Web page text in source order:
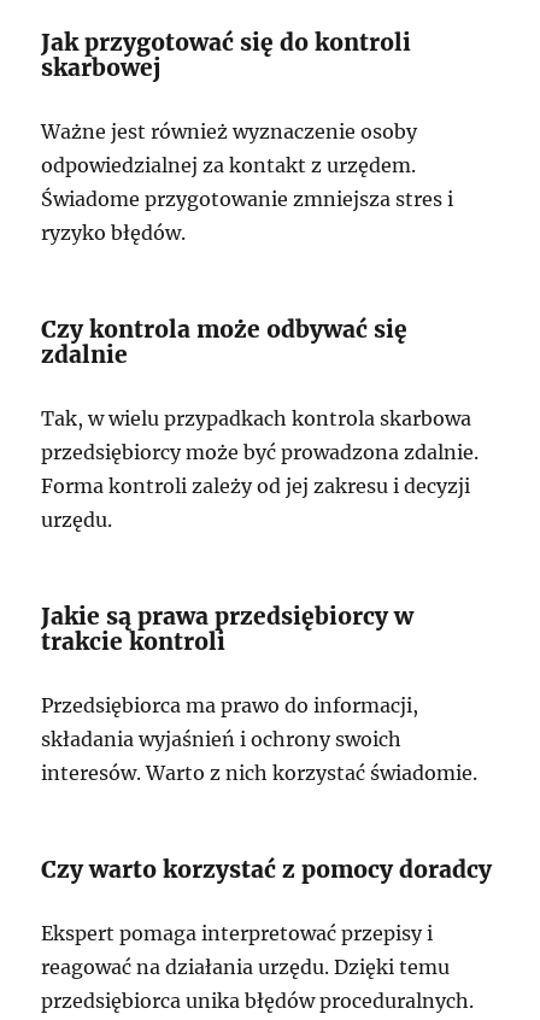
Jak przygotować się do kontroli
skarbowej
Ważne jest również wyznaczenie osoby
odpowiedzialnej za kontakt z urzędem.
Świadome przygotowanie zmniejsza stres i
ryzyko błędów.
Czy kontrola może odbywać się
zdalnie
Tak, w wielu przypadkach kontrola skarbowa
przedsiębiorcy może być prowadzona zdalnie.
Forma kontroli zależy od jej zakresu i decyzji
urzędu.
Jakie są prawa przedsiębiorcy w
trakcie kontroli
Przedsiębiorca ma prawo do informacji,
składania wyjaśnień i ochrony swoich
interesów. Warto z nich korzystać świadomie.
Czy warto korzystać z pomocy doradcy
Ekspert pomaga interpretować przepisy i
reagować na działania urzędu. Dzięki temu
przedsiębiorca unika błędów proceduralnych.